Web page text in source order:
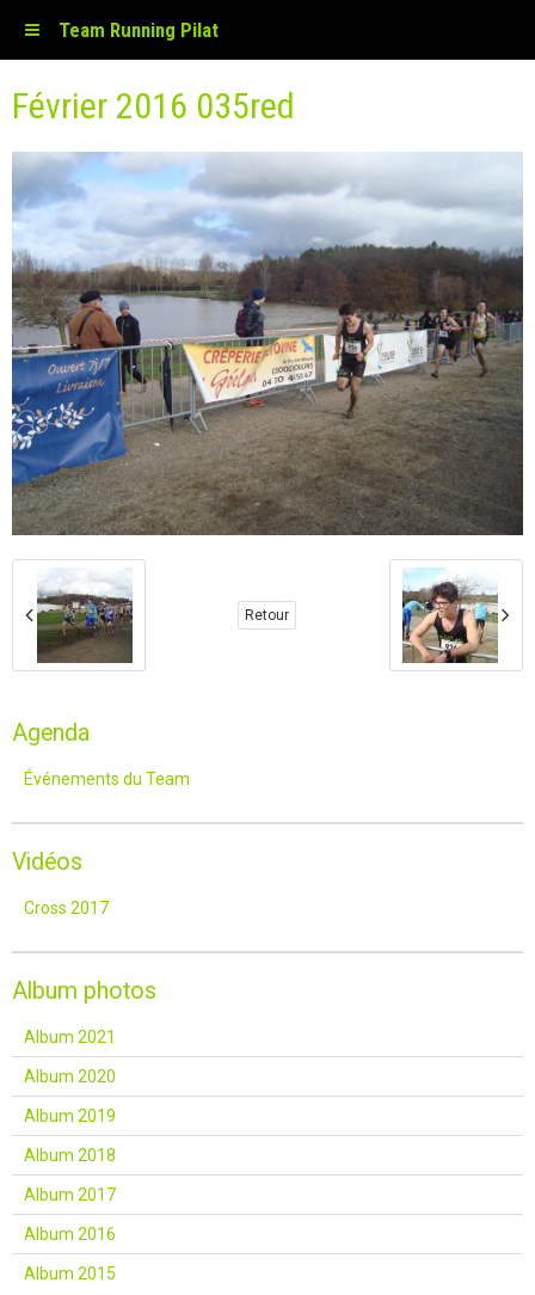
Team Running Pilat
Février 2016 035red
Retour
Agenda
Événements du Team
Vidéos
Cross 2017
Album photos
Album 2021
Album 2020
Album 2019
Album 2018
Album 2017
Album 2016
Album 2015